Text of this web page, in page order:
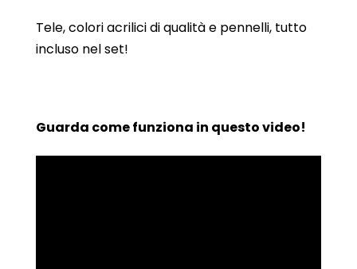
Tele, colori acrilici di qualità e pennelli, tutto
incluso nel set!
Guarda come funziona in questo video!